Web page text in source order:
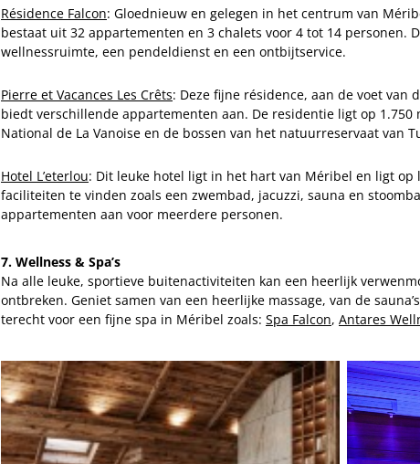
Résidence Falcon: Gloednieuw en gelegen in het centrum van
bestaat uit 32 appartementen en 3 chalets voor 4 tot 14 personen.
wellnessruimte, een pendeldienst en een ontbijtservice.
Pierre et Vacances Les Crêts: Deze fijne résidence, aan de voet
biedt verschillende appartementen aan. De residentie ligt op 1.750
National de La Vanoise en de bossen van het natuurreservaat van
Hotel L’eterlou: Dit leuke hotel ligt in het hart van Méribel en ligt
faciliteiten te vinden zoals een zwembad, jacuzzi, sauna en
appartementen aan voor meerdere personen.
7. Wellness & Spa’s
Na alle leuke, sportieve buitenactiviteiten kan een heerlijk
ontbreken. Geniet samen van een heerlijke massage, van de
terecht voor een fijne spa in Méribel zoals: Spa Falcon, Antares